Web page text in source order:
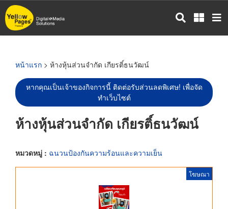
ข้าม
ไป
หน้าแรก > ห้างหุ้นส่วนจำกัด เกียรติ์ธนวัฒน์
หากคุณเป็นเจ้าของกิจการนี้ ติดต่อรับส่วนลดพิเศษ! เพื่อจัด
ทำเว็บไซต์
ห้างหุ้นส่วนจำกัด เกียรติ์ธนวัฒน์
หมวดหมู่ : ฉนวนป้องกันความร้อนและความเย็น
โฆษณา